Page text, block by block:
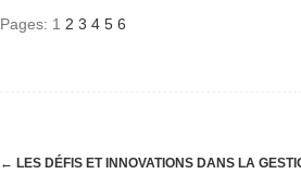
Pages: 1 2 3 4 5 6
Post
← LES DÉFIS ET INNOVATIONS DANS LA